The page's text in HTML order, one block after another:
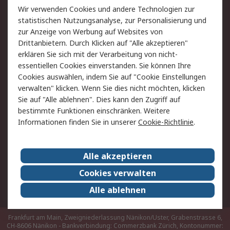
Rücksendungen
Kontakt
Hilfe
Rechtliches
AGB
Datenschutz
Cookie-Richtlinie
Zahlungsbedingungen
Copyright/Impressum
Über RS
Karriere bei RS
Nachhaltigkeit
Qualität/Umwelt/ZertifikatePresse-Center
Event-Center
Frankfurt am Main, Zweigniederlassung Nänikon/Uster, Grabenstrasse 6,
CH-8606 Nänikon - Bankverbindung: Commerzbank Zürich, Kontonummer:
Wir verwenden Cookies und andere Technologien zur
statistischen Nutzungsanalyse, zur Personalisierung und
zur Anzeige von Werbung auf Websites von
Drittanbietern. Durch Klicken auf "Alle akzeptieren"
erklären Sie sich mit der Verarbeitung von nicht-
essentiellen Cookies einverstanden. Sie können Ihre
Cookies auswählen, indem Sie auf "Cookie Einstellungen
verwalten" klicken. Wenn Sie dies nicht möchten, klicken
Sie auf "Alle ablehnen". Dies kann den Zugriff auf
bestimmte Funktionen einschränken. Weitere
Informationen finden Sie in unsererCookie-Richtlinie.
Alle akzeptieren
Cookies verwalten
Alle ablehnen